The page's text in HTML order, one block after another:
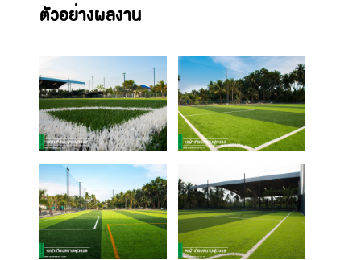
ตัวอย่างผลงาน